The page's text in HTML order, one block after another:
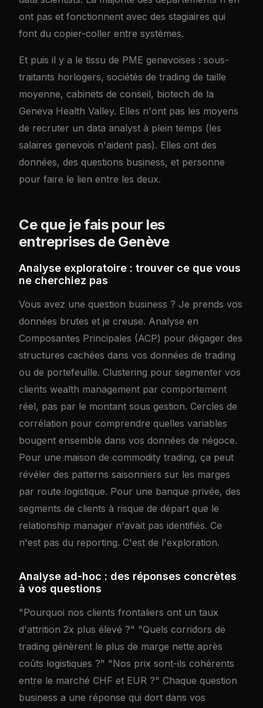
ont pas et fonctionnent avec des stagiaires qui
font du copier-coller entre systèmes.
Et puis il y a le tissu de PME genevoises : sous-
traitants horlogers, sociétés de trading de taille
moyenne, cabinets de conseil, biotech de la
Geneva Health Valley. Elles n'ont pas les moyens
de recruter un data analyst à plein temps (les
salaires genevois n'aident pas). Elles ont des
données, des questions business, et personne
pour faire le lien entre les deux.
Ce que je fais pour les
entreprises de Genève
Analyse exploratoire : trouver ce que vous
ne cherchiez pas
Vous avez une question business ? Je prends vos
données brutes et je creuse. Analyse en
Composantes Principales (ACP) pour dégager des
structures cachées dans vos données de trading
ou de portefeuille. Clustering pour segmenter vos
clients wealth management par comportement
réel, pas par le montant sous gestion. Cercles de
corrélation pour comprendre quelles variables
bougent ensemble dans vos données de négoce.
Pour une maison de commodity trading, ça peut
révéler des patterns saisonniers sur les marges
par route logistique. Pour une banque privée, des
segments de clients à risque de départ que le
relationship manager n'avait pas identifiés. Ce
n'est pas du reporting. C'est de l'exploration.
Analyse ad-hoc : des réponses concrètes
à vos questions
"Pourquoi nos clients frontaliers ont un taux
d'attrition 2x plus élevé ?" "Quels corridors de
trading génèrent le plus de marge nette après
coûts logistiques ?" "Nos prix sont-ils cohérents
entre le marché CHF et EUR ?" Chaque question
business a une réponse qui dort dans vos